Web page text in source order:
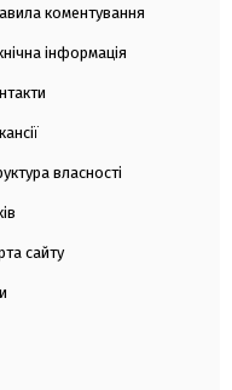
коментування
інформація
власності
сайту